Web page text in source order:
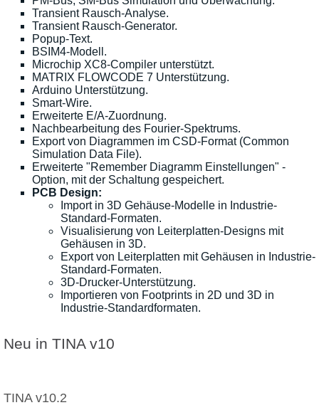
Transient Rausch-Analyse.
Transient Rausch-Generator.
Popup-Text.
BSIM4-Modell.
Microchip XC8-Compiler unterstützt.
MATRIX FLOWCODE 7 Unterstützung.
Arduino Unterstützung.
Smart-Wire.
Erweiterte E/A-Zuordnung.
Nachbearbeitung des Fourier-Spektrums.
Export von Diagrammen im CSD-Format (Common
Simulation Data File).
Erweiterte "Remember Diagramm Einstellungen" -
Option, mit der Schaltung gespeichert.
PCB Design:
Import in 3D Gehäuse-Modelle in Industrie-
Standard-Formaten.
Visualisierung von Leiterplatten-Designs mit
Gehäusen in 3D.
Export von Leiterplatten mit Gehäusen in Industrie-
Standard-Formaten.
3D-Drucker-Unterstützung.
Importieren von Footprints in 2D und 3D in
Industrie-Standardformaten.
Neu in TINA v10
TINA v10.2